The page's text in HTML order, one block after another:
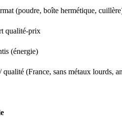
(poudre, boîte hermétique,
qualité-prix
(énergie)
qualité (France, sans métaux lourds,